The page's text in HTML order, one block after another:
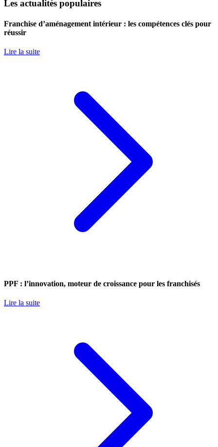
Les actualités populaires
Franchise d’aménagement intérieur : les compétences clés pour
réussir
Lire la suite
PPF : l’innovation, moteur de croissance pour les franchisés
Lire la suite